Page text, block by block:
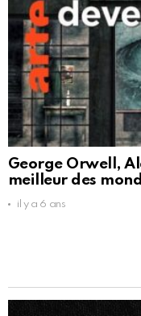
George Orwell,
meilleur des
il y a 6 ans